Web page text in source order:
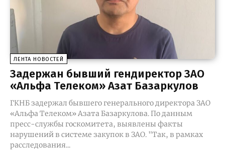
ЛЕНТА НОВОСТЕЙ
Задержан бывший гендиректор ЗАО
«Альфа Телеком» Азат Базаркулов
ГКНБ задержал бывшего генерального директора ЗАО
«Альфа Телеком» Азата Базаркулова. По данным
пресс-службы госкомитета, выявлены факты
нарушений в системе закупок в ЗАО. "Так, в рамках
расследования...